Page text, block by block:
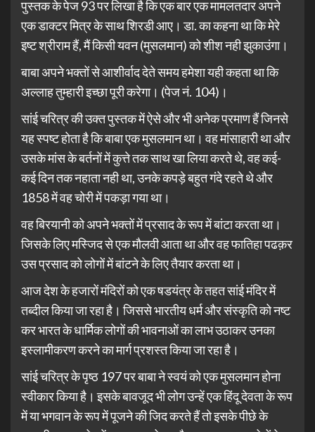
पुस्तक के पेज 93 पर लिखा है कि एक बार एक मामलतदार अपने
एक डाक्टर मित्र के साथ शिरडी आए। डा. का कहना था कि मेरे
इष्ट श्रीराम हैं, मैं किसी यवन (मुसलमान) को शीश नही झुकाउंगा।
बाबा अपने भक्तों से आशीर्वाद देते समय हमेशा यही कहता था कि
अल्लाह तुम्हारी इच्छा पूरी करेगा। (पेज नं. 104)।
सांई चरित्र की उक्त पुस्तक में ऐसे और भी अनेक प्रमाण हैं जिनसे
यह स्पष्ट होता है कि बाबा एक मुसलमान था। वह मांसाहारी था और
उसके मांस के बर्तनों में कुत्ते तक साथ खा लिया करते थे, वह कई-
कई दिन तक नहाता नही था, उनके कपड़े बहुत गंदे रहते थे और
1858 में वह चोरी में पकड़ा गया था।
वह बिरयानी को अपने भक्तों में प्रसाद के रूप में बांटा करता था।
जिसके लिए मस्जिद से एक मौलवी आता था और वह फातिहा पढक़र
उस प्रसाद को लोगों में बांटने के लिए तैयार करता था।
आज देश के हजारों मंदिरों को एक षडयंत्र के तहत सांई मंदिर में
तब्दील किया जा रहा है। जिससे भारतीय धर्म और संस्कृति को नष्ट
कर भारत के धार्मिक लोगों की भावनाओं का लाभ उठाकर उनका
इस्लामीकरण करने का मार्ग प्रशस्त किया जा रहा है।
सांई चरित्र के पृष्ठ 197 पर बाबा ने स्वयं को एक मुसलमान होना
स्वीकार किया है। इसके बावजूद भी लोग उन्हें एक हिंदू देवता के रूप
में या भगवान के रूप में पूजने की जिद करते हैं तो इसके पीछे के